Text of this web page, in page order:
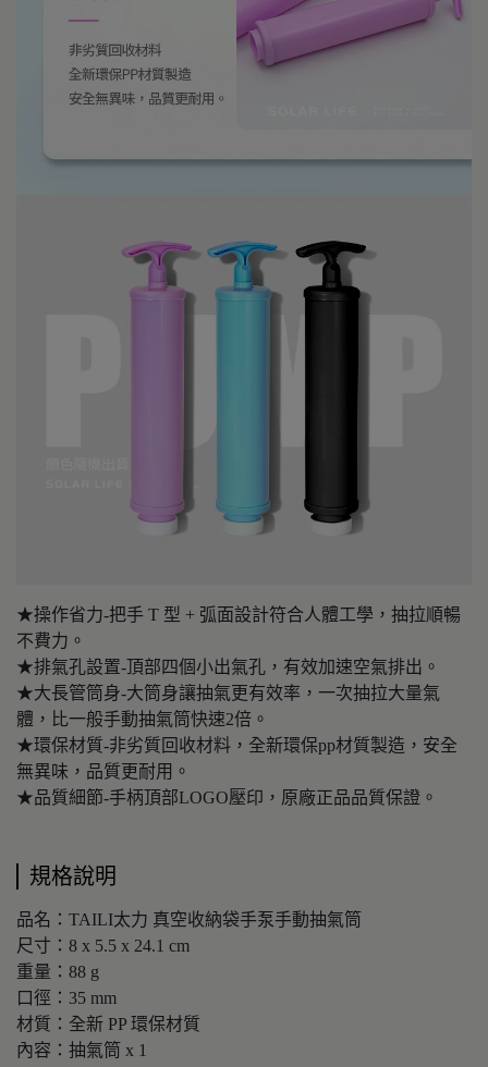
★操作省力-把手 T 型 + 弧面設計符合人體工學，抽拉順暢
不費力。
★排氣孔設置-頂部四個小出氣孔，有效加速空氣排出。
★大長管筒身-大筒身讓抽氣更有效率，一次抽拉大量氣
體，比一般手動抽氣筒快速2倍。
★環保材質-非劣質回收材料，全新環保pp材質製造，安全
無異味，品質更耐用。
★品質細節-手柄頂部LOGO壓印，原廠正品品質保證。
規格說明
品名：TAILI太力 真空收納袋手泵手動抽氣筒
尺寸：8 x 5.5 x 24.1 cm
重量：88 g
口徑：35 mm
材質：全新 PP 環保材質
內容：抽氣筒 x 1